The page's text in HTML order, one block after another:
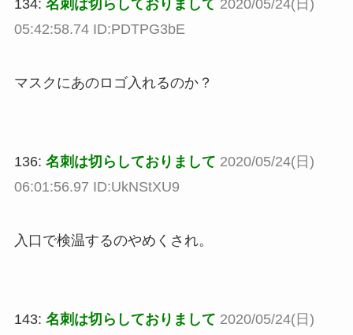
134: 名刺は切らしておりまして 2020/05/24(日)
05:42:58.74 ID:PDTPG3bE
マスクにあのロゴ入れるのか？
136: 名刺は切らしておりまして 2020/05/24(日)
06:01:56.97 ID:UkNStXU9
入口で検温するのやめくされ。
143: 名刺は切らしておりまして 2020/05/24(日)